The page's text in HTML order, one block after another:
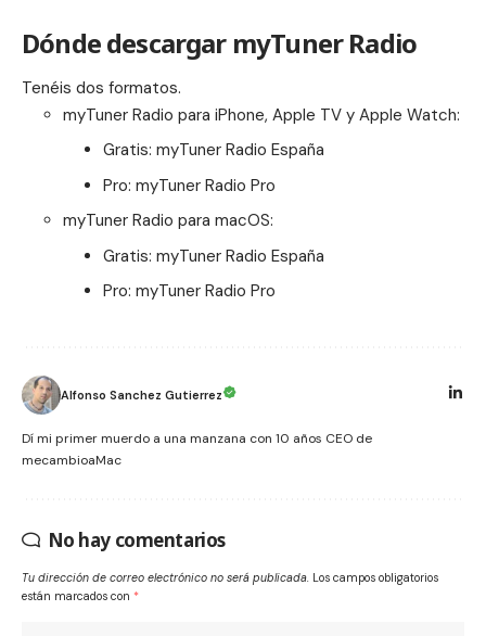
Dónde descargar myTuner Radio
Tenéis dos formatos.
myTuner Radio para iPhone, Apple TV y Apple Watch:
Gratis: myTuner Radio España
Pro: myTuner Radio Pro
myTuner Radio para macOS:
Gratis: myTuner Radio España
Pro: myTuner Radio Pro
Alfonso Sanchez Gutierrez
Dí mi primer muerdo a una manzana con 10 años CEO de
mecambioaMac
No hay comentarios
Tu dirección de correo electrónico no será publicada. Los campos obligatorios
están marcados con *